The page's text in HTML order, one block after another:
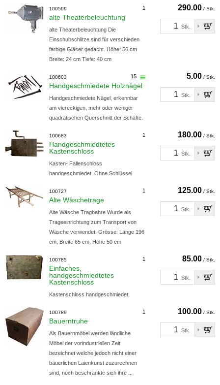
1
100599
alte Theaterbeleuchtung
alte Theaterbeleuchtung Die
Einschubschlitze sind für verschieden
farbige Gläser gedacht. Höhe: 56 cm
Breite: 24 cm Tiefe: 40 cm
290.00 / Stk.
Stk.
15
100603
Handgeschmiedete Holznägel
Handgeschmiedete Nägel, erkennbar
am viereckigen, mehr oder weniger
quadratischen Querschnitt der Schäfte.
5.00 / Stk.
Stk.
1
100683
Handgeschmiedtetes
Kastenschloss
Kasten- Fallenschloss
handgeschmiedet. Ohne Schlüssel
180.00 / Stk.
Stk.
1
100727
Alte Wäschetrage
Alte Wäsche Tragbahre Wurde als
Trageeinrichtung zum Transport von
Wäsche verwendet. Grösse: Länge 196
cm, Breite 65 cm, Höhe 50 cm
125.00 / Stk.
Stk.
1
100785
Einfaches,
handgeschmiedtetes
Kastenschloss
Kastenschloss handgeschmiedet.
85.00 / Stk.
Stk.
1
100789
Bauerntruhe
Als Bauernmöbel werden ländliche
Möbel der vorindustriellen Zeit
bezeichnet welche jedoch nicht einer
bäuerlichen Laienkunst zuzurechnen
sind, noch beschränkte sich ihre ...
100.00 / Stk.
Stk.